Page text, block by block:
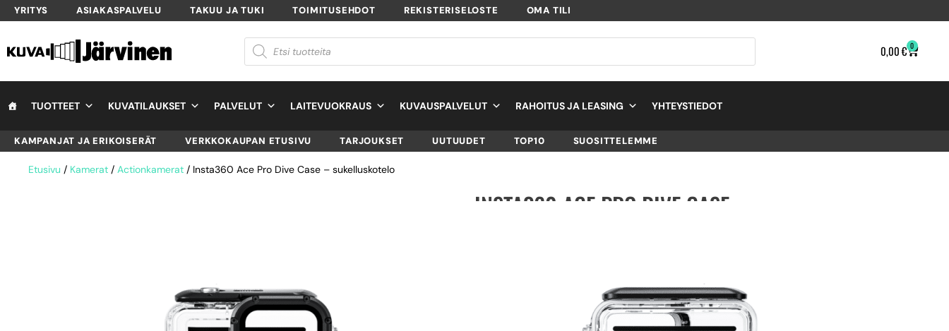
YRITYS ASIAKASPALVELU TAKUU JA TUKI TOIMITUSEHDOT REKISTERISELOSTE OMA TILI
0,00€ 0
TUOTTEET KUVATILAUKSET PALVELUT LAITEVUOKRAUS KUVAUSPALVELUT RAHOITUS JA LEASING YHTEYSTIEDOT
KAMPANJAT JA ERIKOISERÄT VERKKOKAUPAN ETUSIVU TARJOUKSET UUTUUDET TOP10 SUOSITTELEMME
Etusivu / Kamerat / Actionkamerat / Insta360 Ace Pro Dive Case – sukelluskotelo
INSTA360 ACE PRO DIVE CASE –
TUOTTEEN SAATAVUUS